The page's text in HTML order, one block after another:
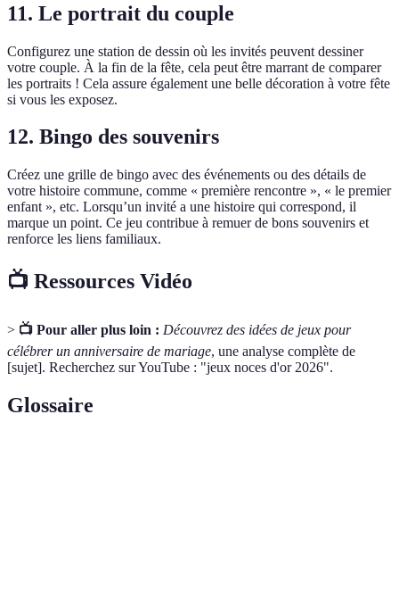
11. Le portrait du couple
Configurez une station de dessin où les invités peuvent dessiner
votre couple. À la fin de la fête, cela peut être marrant de comparer
les portraits ! Cela assure également une belle décoration à votre fête
si vous les exposez.
12. Bingo des souvenirs
Créez une grille de bingo avec des événements ou des détails de
votre histoire commune, comme « première rencontre », « le premier
enfant », etc. Lorsqu’un invité a une histoire qui correspond, il
marque un point. Ce jeu contribue à remuer de bons souvenirs et
renforce les liens familiaux.
📺 Ressources Vidéo
> 📺 Pour aller plus loin : Découvrez des idées de jeux pour
célébrer un anniversaire de mariage, une analyse complète de
[sujet]. Recherchez sur YouTube : "jeux noces d'or 2026".
Glossaire